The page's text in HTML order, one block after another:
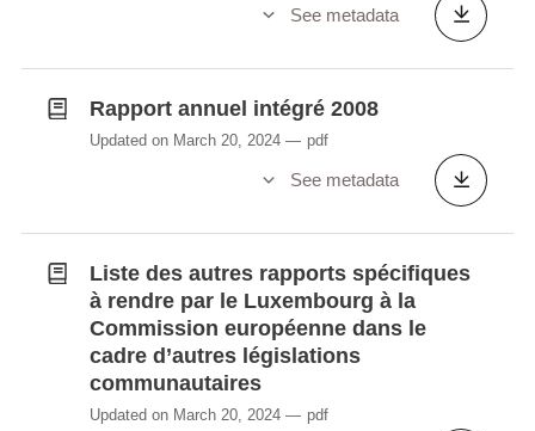
See metadata
Rapport annuel intégré 2008
Updated on March 20, 2024 pdf
See metadata
Liste des autres rapports spécifiques
à rendre par le Luxembourg à la
Commission européenne dans le
cadre d’autres législations
communautaires
Updated on March 20, 2024 pdf